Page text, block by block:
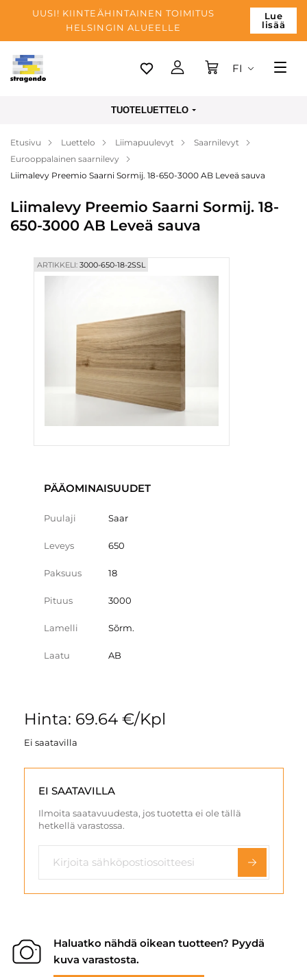
UUSI! KIINTEÄHINTAINEN TOIMITUS
HELSINGIN ALUEELLE
Lue
lisää
Tallinn
Maksu
Yrityksen
Blogi
Yhteystiedot
FI
TUOTELUETTELO
Etusivu Luettelo Liimapuulevyt
Saarnilevyt
Eurooppalainen saarnilevy
Liimalevy Preemio Saarni Sormij. 18-650-3000 AB Leveä sauva
Liimalevy Preemio Saarni Sormij. 18-
650-3000 AB Leveä sauva
ARTIKKELI:3000-650-18-2SSL
PÄÄOMINAISUUDET
Puulaji Saar
Leveys 650
Paksuus 18
Pituus 3000
Lamelli Sõrm.
Laatu AB
Hinta: 69.64 €/Kpl
Ei saatavilla
EI SAATAVILLA
Ilmoita saatavuudesta, jos tuotetta ei ole tällä
hetkellä varastossa.
Haluatko nähdä oikean tuotteen? Pyydä
kuva varastosta.